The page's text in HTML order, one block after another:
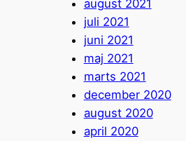
august 2021
juli 2021
juni 2021
maj 2021
marts 2021
december 2020
august 2020
april 2020